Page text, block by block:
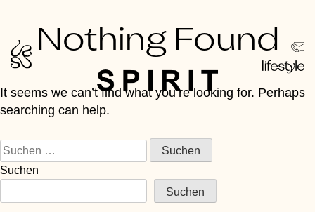
content
Nothing Found
It seems we can’t find what you’re looking for. Perhaps
searching can help.
Suchen
nach:
Suchen
Suchen